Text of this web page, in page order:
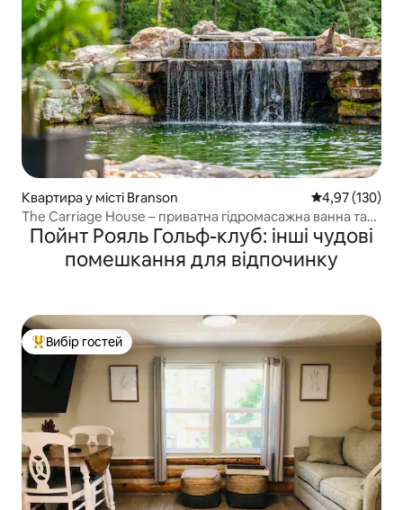
Квартира у місті Branson Середня
4,97 (130)
The Carriage House – приватна гідромасажна ванна та
місце для багаття
Пойнт Рояль Гольф-клуб: інші чудові
помешкання для відпочинку
Топ вибір гостей
Вибір гостей